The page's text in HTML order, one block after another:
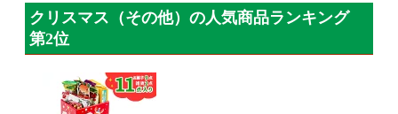
クリスマス（その他）の人気商品ランキング
第2位